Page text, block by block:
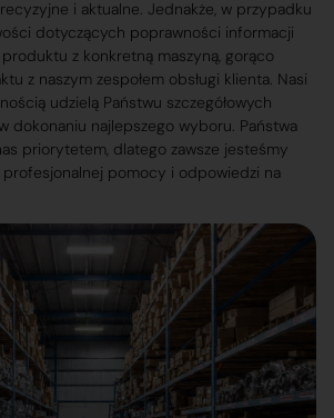
i aktualne. Jednakże, w przypadku
dotyczących poprawności informacji
z konkretną maszyną, gorąco
z naszym zespołem obsługi klienta. Nasi
udzielą Państwu szczegółowych
dokonaniu najlepszego wyboru. Państwa
priorytetem, dlatego zawsze jesteśmy
pomocy i odpowiedzi na